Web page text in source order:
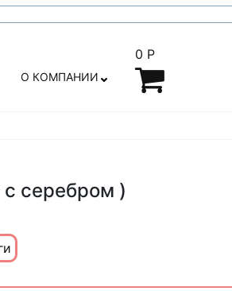
О КОМПАНИИ
0 Р
серебром )